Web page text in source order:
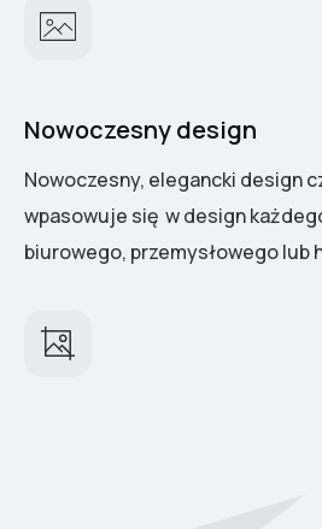
Nowoczesny design
Nowoczesny, elegancki design
wpasowuje się w design
biurowego, przemysłowego lub